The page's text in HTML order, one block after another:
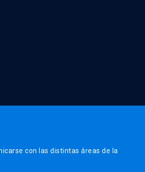
con las distintas áreas de la